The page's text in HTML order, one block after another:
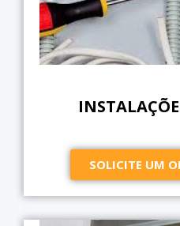
SOLICITE UM